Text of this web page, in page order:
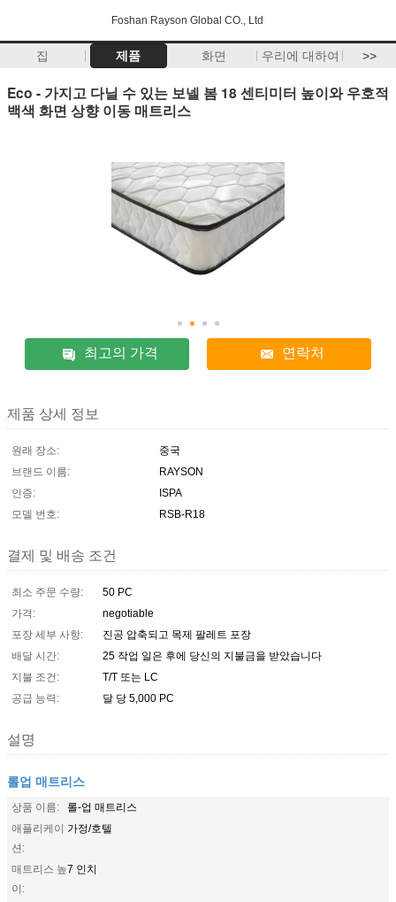
Foshan Rayson Global CO., Ltd
집 제품 화면 우리에 대하여 >>
Eco - 가지고 다닐 수 있는 보넬 봄 18 센티미터 높이와 우호적
백색 화면 상향 이동 매트리스
최고의 가격 연락처
제품 상세 정보
원래 장소:
중국
브랜드 이름:
RAYSON
인증:
ISPA
모델 번호:
RSB-R18
결제 및 배송 조건
최소 주문 수량:
50 PC
가격:
negotiable
포장 세부 사항:
진공 압축되고 목제 팔레트 포장
배달 시간:
25 작업 일은 후에 당신의 지불금을 받았습니다
지불 조건:
T/T 또는 LC
공급 능력:
달 당 5,000 PC
설명
롤업 매트리스
상품 이름:
롤-업 매트리스
애플리케이
션:
가정/호텔
매트리스 높
이:
7 인치